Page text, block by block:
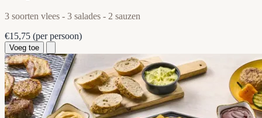
3 soorten vlees - 3 salades - 2 sauzen
€15,75 (per persoon)
Voeg toe